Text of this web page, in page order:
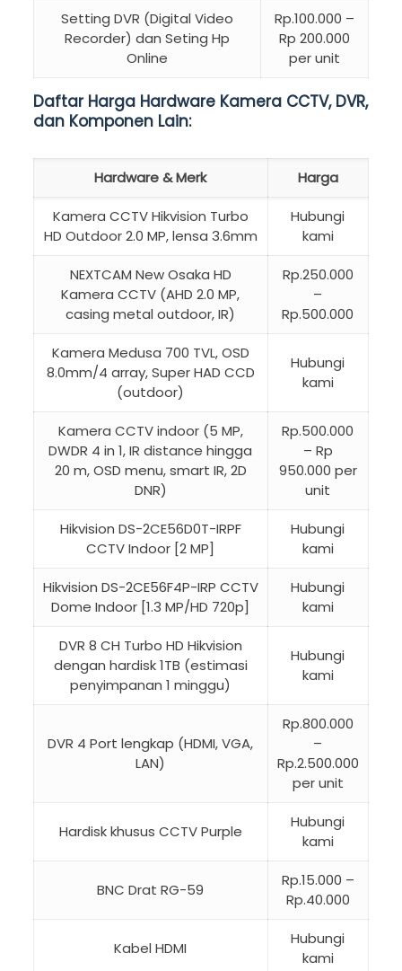
Setting DVR (Digital Video
Recorder) dan Seting Hp
Online
Rp.100.000 –
Rp 200.000
per unit
Daftar Harga Hardware Kamera CCTV, DVR,
dan Komponen Lain:
Hardware & Merk Harga
Kamera CCTV Hikvision Turbo
HD Outdoor 2.0 MP, lensa 3.6mm
Hubungi
kami
NEXTCAM New Osaka HD
Kamera CCTV (AHD 2.0 MP,
casing metal outdoor, IR)
Rp.250.000
–
Rp.500.000
Kamera Medusa 700 TVL, OSD
8.0mm/4 array, Super HAD CCD
(outdoor)
Hubungi
kami
Kamera CCTV indoor (5 MP,
DWDR 4 in 1, IR distance hingga
20 m, OSD menu, smart IR, 2D
DNR)
Rp.500.000
– Rp
950.000 per
unit
Hikvision DS-2CE56D0T-IRPF
CCTV Indoor [2 MP]
Hubungi
kami
Hikvision DS-2CE56F4P-IRP CCTV
Dome Indoor [1.3 MP/HD 720p]
Hubungi
kami
DVR 8 CH Turbo HD Hikvision
dengan hardisk 1TB (estimasi
penyimpanan 1 minggu)
Hubungi
kami
DVR 4 Port lengkap (HDMI, VGA,
LAN)
Rp.800.000
–
Rp.2.500.000
per unit
Hardisk khusus CCTV Purple
Hubungi
kami
BNC Drat RG-59
Rp.15.000 –
Rp.40.000
Kabel HDMI
Hubungi
kami